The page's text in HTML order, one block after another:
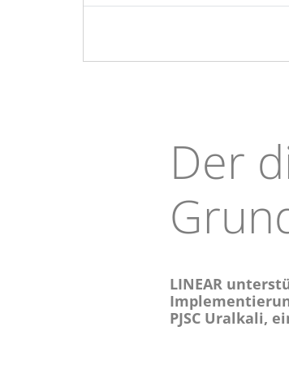
Zurück
Referentieprojecten
Der
LINEAR
PJSC Uralkali,